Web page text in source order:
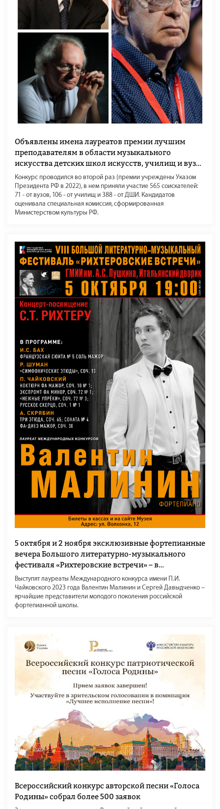
Объявлены имена лауреатов премии лучшим
преподавателям в области музыкального
искусства детских школ искусств, училищ и вузов
за достижения в педагогической деятельности в
2023 году
Конкурс проводился во второй раз (премии учреждены Указом
Президента РФ в 2022), в нем приняли участие 565 соискателей:
71 - от вузов, 106 - от училищ и 388 - от ДШИ. Кандидатов
оценивала специальная комиссия, сформированная
Министерством культуры РФ.
5 октября и 2 ноября эксклюзивные фортепианные
вечера Большого литературно-музыкального
фестиваля «Рихтеровские встречи» – в
Итальянском дворике Государственного музея
изобразительных искусств им. А.С. Пушкина.
Выступят лауреаты Международного конкурса имени П.И.
Чайковского 2023 года Валентин Малинин и Сергей Давыдченко –
ярчайшие представители молодого поколения российской
фортепианной школы.
Всероссийский конкурс авторской песни «Голоса
Родины» собрал более 500 заявок